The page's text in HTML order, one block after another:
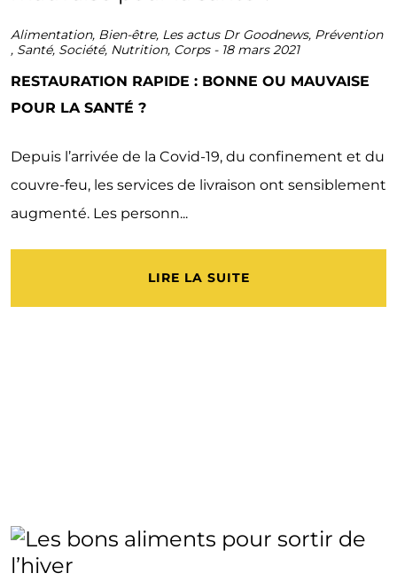
Alimentation, Bien-être, Les actus Dr Goodnews, Prévention
, Santé, Société, Nutrition, Corps- 18 mars 2021
RESTAURATION RAPIDE : BONNE OU MAUVAISE
POUR LA SANTÉ ?
Depuis l’arrivée de la Covid-19, du confinement et du
couvre-feu, les services de livraison ont sensiblement
augmenté. Les personn...
LIRE LA SUITE